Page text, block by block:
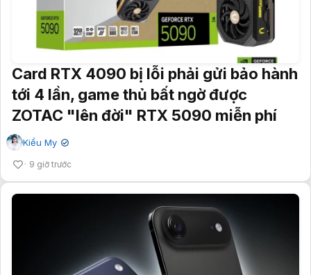
Card RTX 4090 bị lỗi phải gửi bảo hành
tới 4 lần, game thủ bất ngờ được
ZOTAC "lên đời" RTX 5090 miễn phí
Kiều My ✔
9 giờ trước